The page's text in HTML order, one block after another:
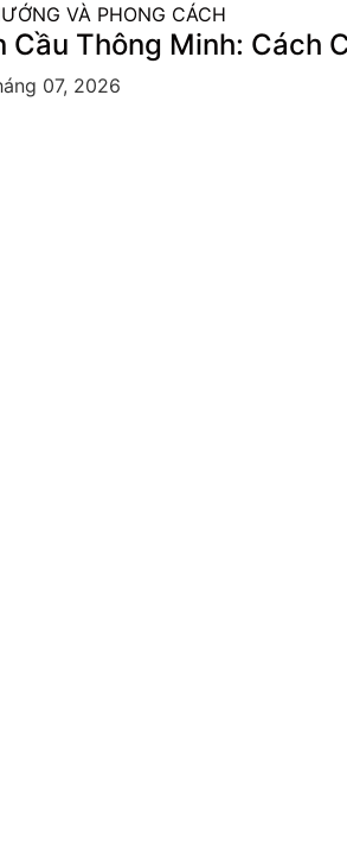
VÀ PHONG CÁCH
Cầu Thông Minh: Cách
07, 2026